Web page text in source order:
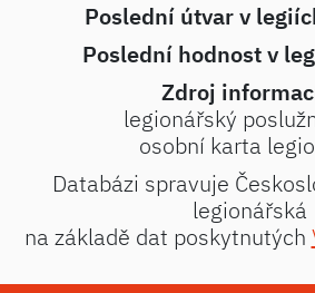
Poslední útvar v
Poslední hodnost v
Zdroj
legionářský
osobní karta
Databázi spravuje
legionářská
na základě dat poskytnutých